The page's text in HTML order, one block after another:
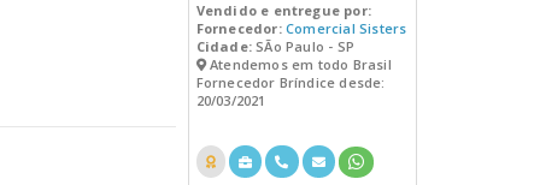
Vendido e entregue por:
Fornecedor: Comercial Sisters
Cidade:SÃo Paulo - SP
Atendemos em todo Brasil
Fornecedor Bríndice desde:
20/03/2021